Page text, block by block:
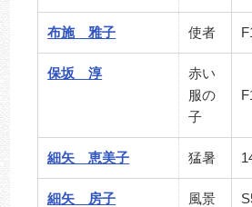
布施 雅子 使者
保坂 淳
赤い
服の
子
細矢 恵美子 猛暑
細矢 房子 風景